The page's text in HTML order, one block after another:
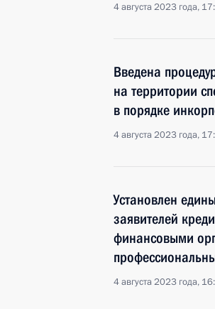
4 августа 2023 года,
Введена
на территории
в порядке
4 августа 2023 года,
Установлен
заявителей
финансовыми
4 августа 2023 года,